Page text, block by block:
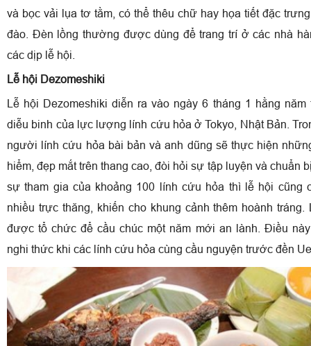
và bọc vải lụa tơ tằm, có thể thêu chữ hay họa tiết đặc
đào. Đèn lồng thường được dùng để trang trí ở các nhà
các dịp lễ hội.
Lễ hội Dezomeshiki
Lễ hội Dezomeshiki diễn ra vào ngày 6 tháng 1 hằng
diễu binh của lực lượng lính cứu hỏa ở Tokyo, Nhật Bản.
người lính cứu hỏa bài bản và anh dũng sẽ thực hiện
hiểm, đẹp mắt trên thang cao, đòi hỏi sự tập luyện và chuẩn
sự tham gia của khoảng 100 lính cứu hỏa thì lễ hội cũng
nhiều trực thăng, khiến cho khung cảnh thêm hoành tráng.
được tổ chức để cầu chúc một năm mới an lành. Điều
nghi thức khi các lính cứu hỏa cùng cầu nguyện trước đền